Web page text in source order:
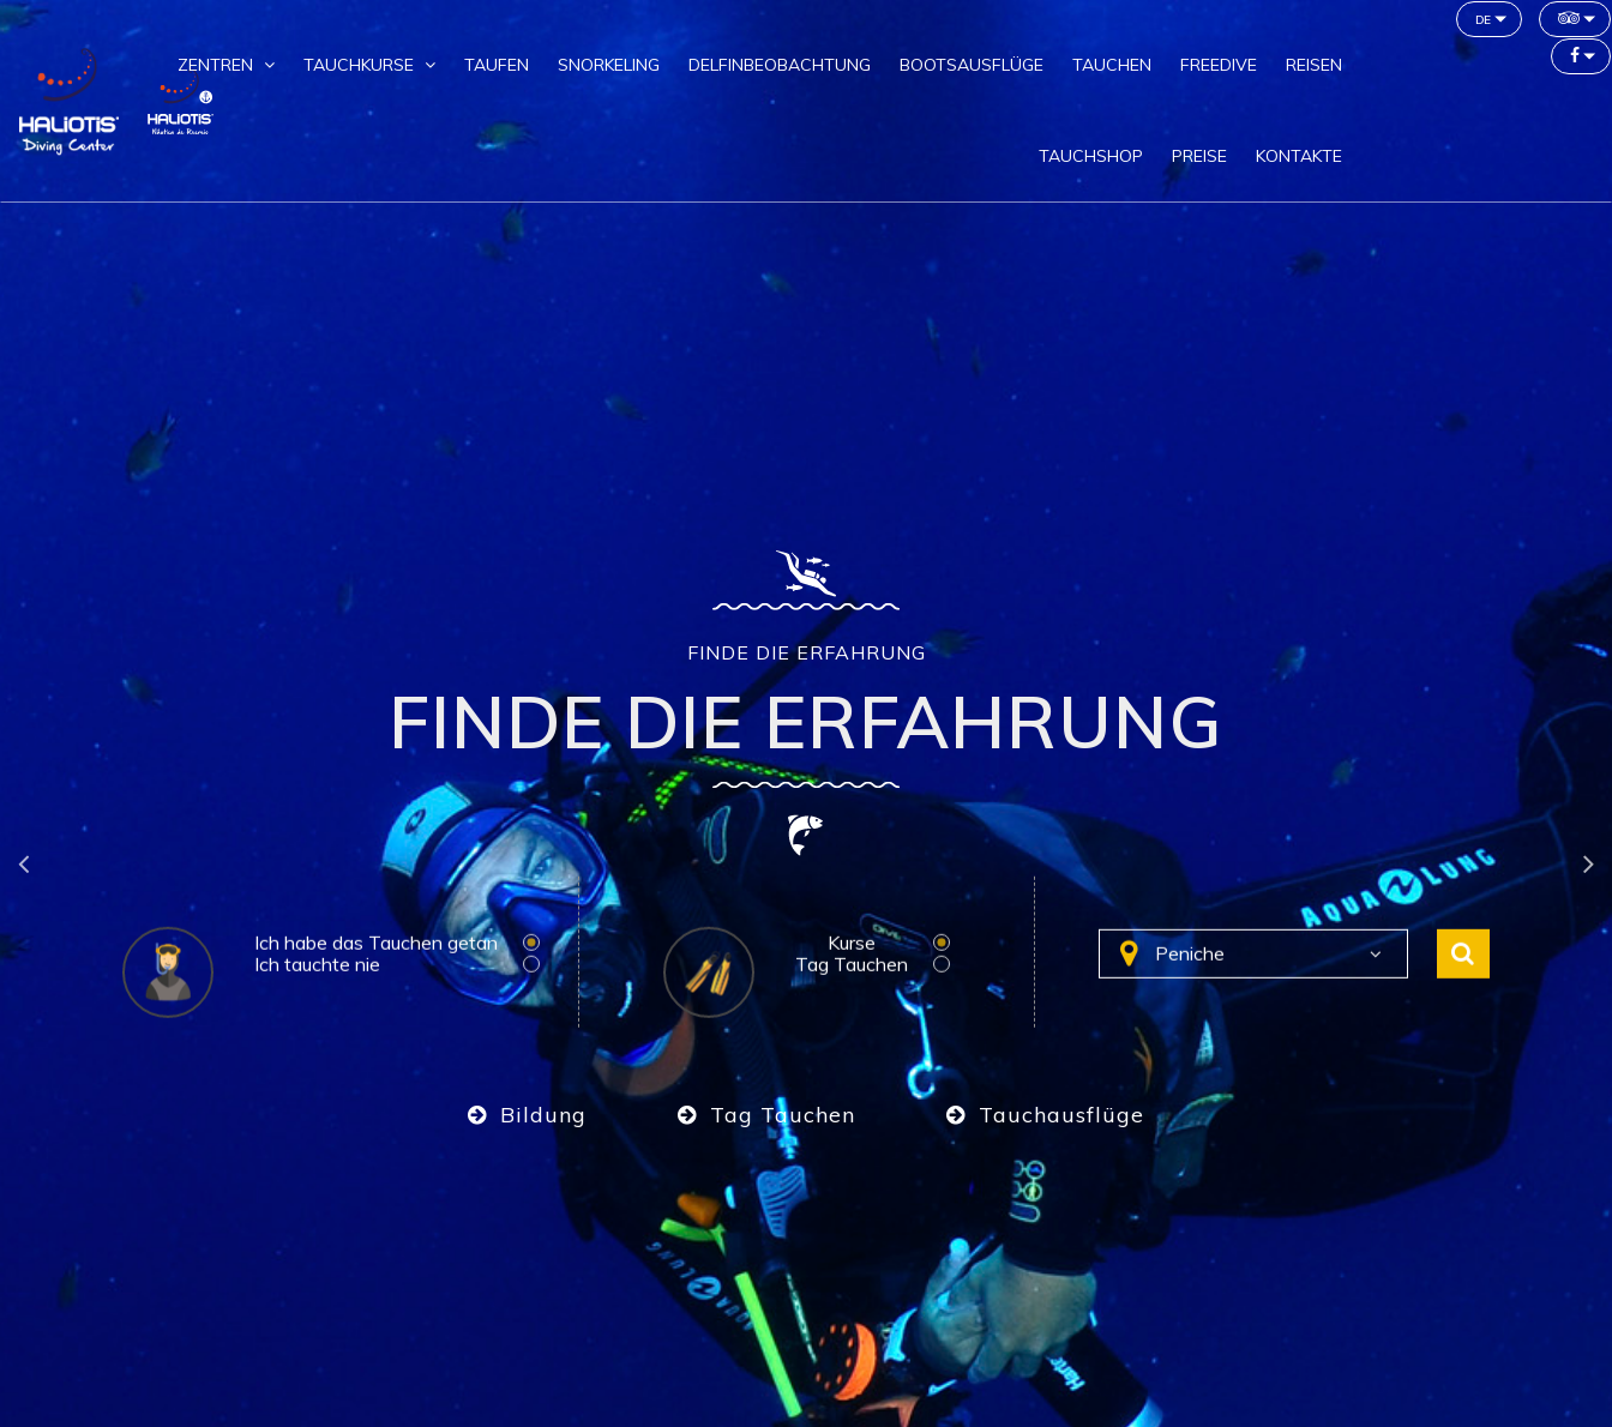
ZENTREN TAUCHKURSE TAUFEN SNORKELING DELFINBEOBACHTUNG BOOTSAUSFLÜGE TAUCHEN FREEDIVE REISEN
TAUCHSHOP PREISE KONTAKTE
de
FINDE DIE ERFAHRUNG
FINDE DIE ERFAHRUNG
Ich habe das Tauchen getan
Ich tauchte nie
Kurse
Tag Tauchen
Peniche
Bildung Tag Tauchen Tauchausflüge
FINDE DIE ERFAHRUNG
ENTDECKEN SIE DIE
ERFAHRUNG
Ich habe das Tauchen getan
Tag Tauchen
Peniche
Tag Tauchen Tauchausflüge
Bildung Tag Tauchen Tauchausflüge